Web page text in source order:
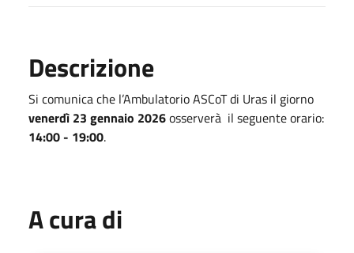
Descrizione
Si comunica che l’Ambulatorio ASCoT di Uras il giorno
venerdì 23 gennaio 2026osserverà il seguente orario:
14:00 - 19:00.
A cura di